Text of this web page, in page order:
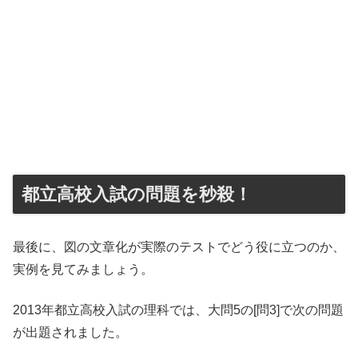
都立高校入試の問題を秒殺！
最後に、図の文章化が実際のテストでどう役に立つのか、
実例を見てみましょう。
2013年都立高校入試の理科では、大問5の[問3]で次の問題
が出題されました。